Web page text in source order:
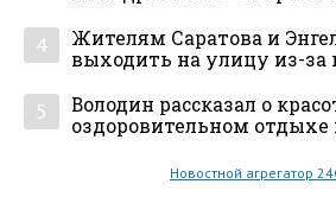
4
Жителям Саратова и
выходить на улицу из-за
5
Володин рассказал о
оздоровительном
Новостной агрегатор